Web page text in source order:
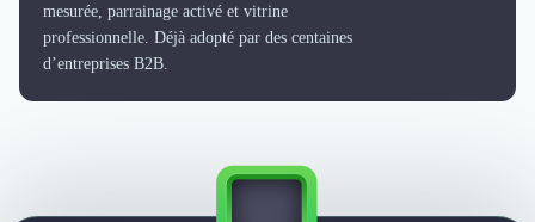
Direction Financière Externalisée (DAF)
Transactions Services
Restructuring
Droit Commercial
Gestion de trésorerie
mesurée, parrainage activé et vitrine
professionnelle. Déjà adopté par des centaines
d’entreprises B2B.